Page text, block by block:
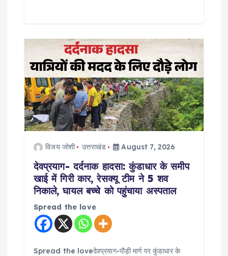
विजय जोशी उत्तराखंड August 7, 2026
देवप्रयाग- दर्दनाक हादसा: कुंडाधार के समीप
खाई में गिरी कार, रेसक्यू टीम ने 5 शव
निकाले, घायल बच्चे को पहुंचाया अस्पताल
Spread the love
Spread the loveदेवप्रयाग-पौड़ी मार्ग पर कुंडाधार के